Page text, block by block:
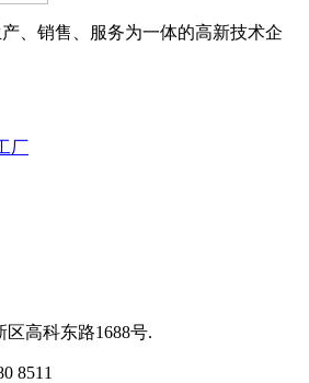
、销售、服务为一体的高新技术企
厂
区高科东路1688号.
8511